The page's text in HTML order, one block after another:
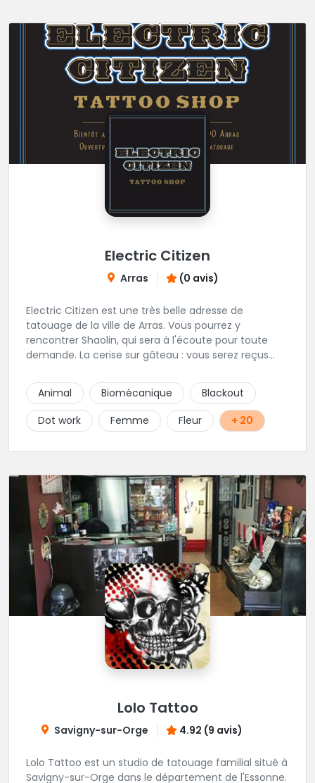
Electric Citizen
Arras (0 avis)
Electric Citizen est une très belle adresse de
tatouage de la ville de Arras. Vous pourrez y
rencontrer Shaolin, qui sera à l'écoute pour toute
demande. La cerise sur gâteau : vous serez reçus
conviviale. N'hésitez à vous rendre au studio pour
que l'équipe vous aiguille dans votre projet.
Animal Biomécanique
Blackout
Dot work
Femme Fleur + 20
Lolo Tattoo
Savigny-sur-Orge 4.92 (9 avis)
Lolo Tattoo est un studio de tatouage familial situé à
Savigny-sur-Orge dans le département de l'Essonne.